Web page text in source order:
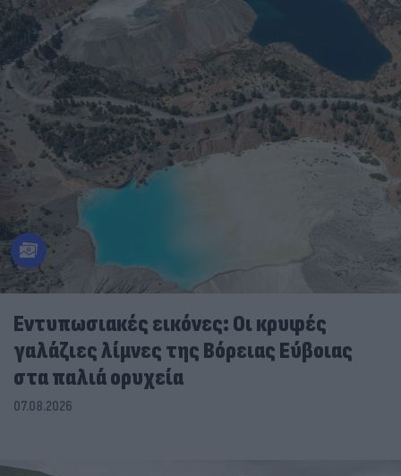
Εντυπωσιακές εικόνες: Οι κρυφές
γαλάζιες λίμνες της Βόρειας Εύβοιας
στα παλιά ορυχεία
07.08.2026